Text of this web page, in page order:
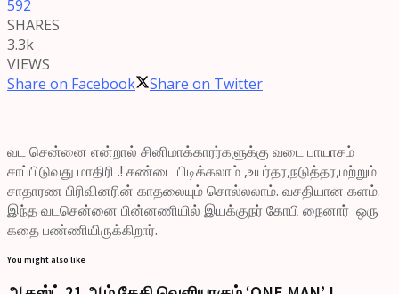
592
SHARES
3.3k
VIEWS
Share on Facebook
Share on Twitter
வட சென்னை என்றால் சினிமாக்காரர்களுக்கு வடை பாயாசம்
சாப்பிடுவது மாதிரி .! சண்டை பிடிக்கலாம் ,உயர்தர,நடுத்தர,மற்றும்
சாதாரண பிரிவினரின் காதலையும் சொல்லலாம். வசதியான களம்.
இந்த வடசென்னை பின்னணியில் இயக்குநர் கோபி நைனார் ஒரு
கதை பண்ணியிருக்கிறார்.
You might also like